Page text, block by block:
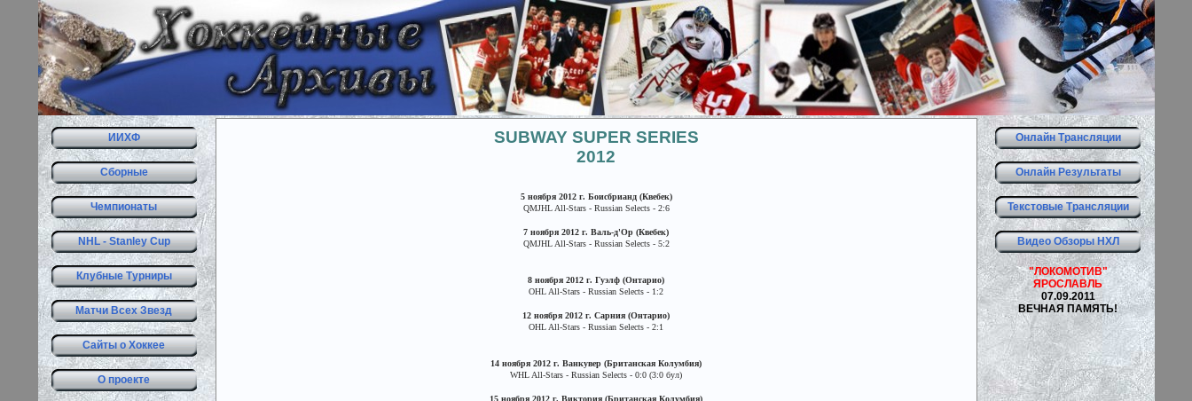
ИИХФ
Сборные
Чемпионаты
NHL - Stanley Cup
Клубные Турниры
Матчи Всех Звезд
Сайты о Хоккее
О проекте
Онлайн Трансляции
Онлайн Результаты
Текстовые Трансляции
Видео Обзоры НХЛ
"ЛОКОМОТИВ"
ЯРОСЛАВЛЬ
07.09.2011
ВЕЧНАЯ ПАМЯТЬ!
SUBWAY SUPER SERIES
2012
5 ноября 2012 г. Бoисбрианд (Квебек)
QMJHL All-Stars - Russian Selects - 2:6
7 ноября 2012 г. Валь-д'Ор (Квебек)
QMJHL All-Stars - Russian Selects - 5:2
8 ноября 2012 г. Гуэлф (Онтарио)
OHL All-Stars - Russian Selects - 1:2
12 ноября 2012 г. Сарния (Онтарио)
OHL All-Stars - Russian Selects - 2:1
14 ноября 2012 г. Ванкувер (Британская Колумбия)
WHL All-Stars - Russian Selects - 0:0 (3:0 бул)
15 ноября 2012 г. Виктория (Британская Колумбия)